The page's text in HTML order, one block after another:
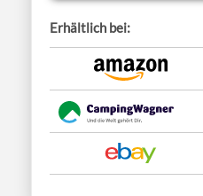
Erhältlich bei: